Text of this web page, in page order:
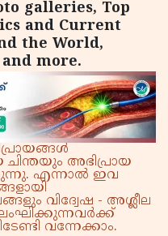
galleries, Top
and Current
the World,
more.
ചിന്തയും അഭിപ്രായ
എന്നാൽ ഇവ
വിദ്വേഷ - അശ്ലീല
വന്നേക്കാം.